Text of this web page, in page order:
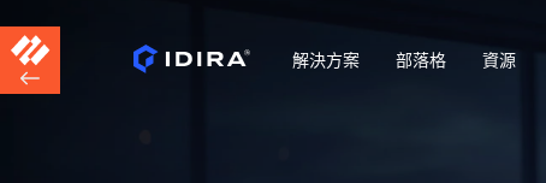
解決方案 部落格 資源